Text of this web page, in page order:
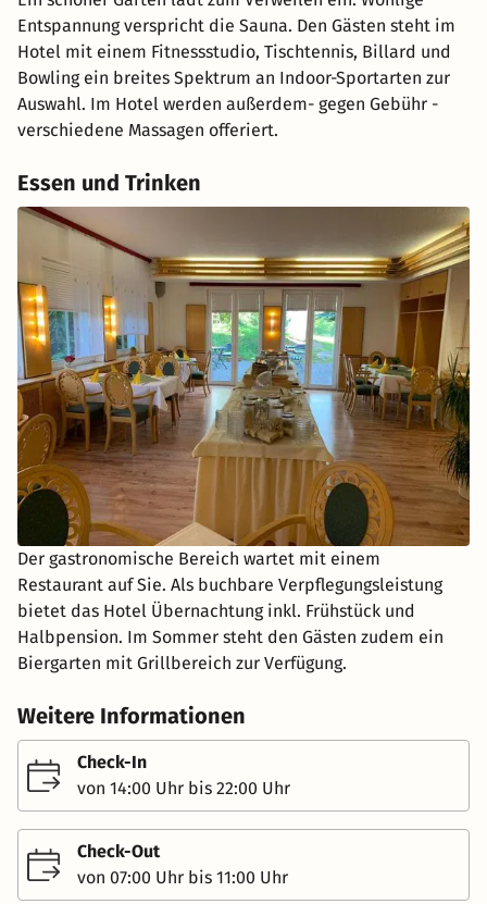
Entspannung verspricht die Sauna. Den Gästen steht im
Hotel mit einem Fitnessstudio, Tischtennis, Billard und
Bowling ein breites Spektrum an Indoor-Sportarten zur
Auswahl. Im Hotel werden außerdem- gegen Gebühr -
verschiedene Massagen offeriert.
Essen und Trinken
Der gastronomische Bereich wartet mit einem
Restaurant auf Sie. Als buchbare Verpflegungsleistung
bietet das Hotel Übernachtung inkl. Frühstück und
Halbpension. Im Sommer steht den Gästen zudem ein
Biergarten mit Grillbereich zur Verfügung.
Weitere Informationen
Check-In
von 14:00 Uhr bis 22:00 Uhr
Check-Out
von 07:00 Uhr bis 11:00 Uhr